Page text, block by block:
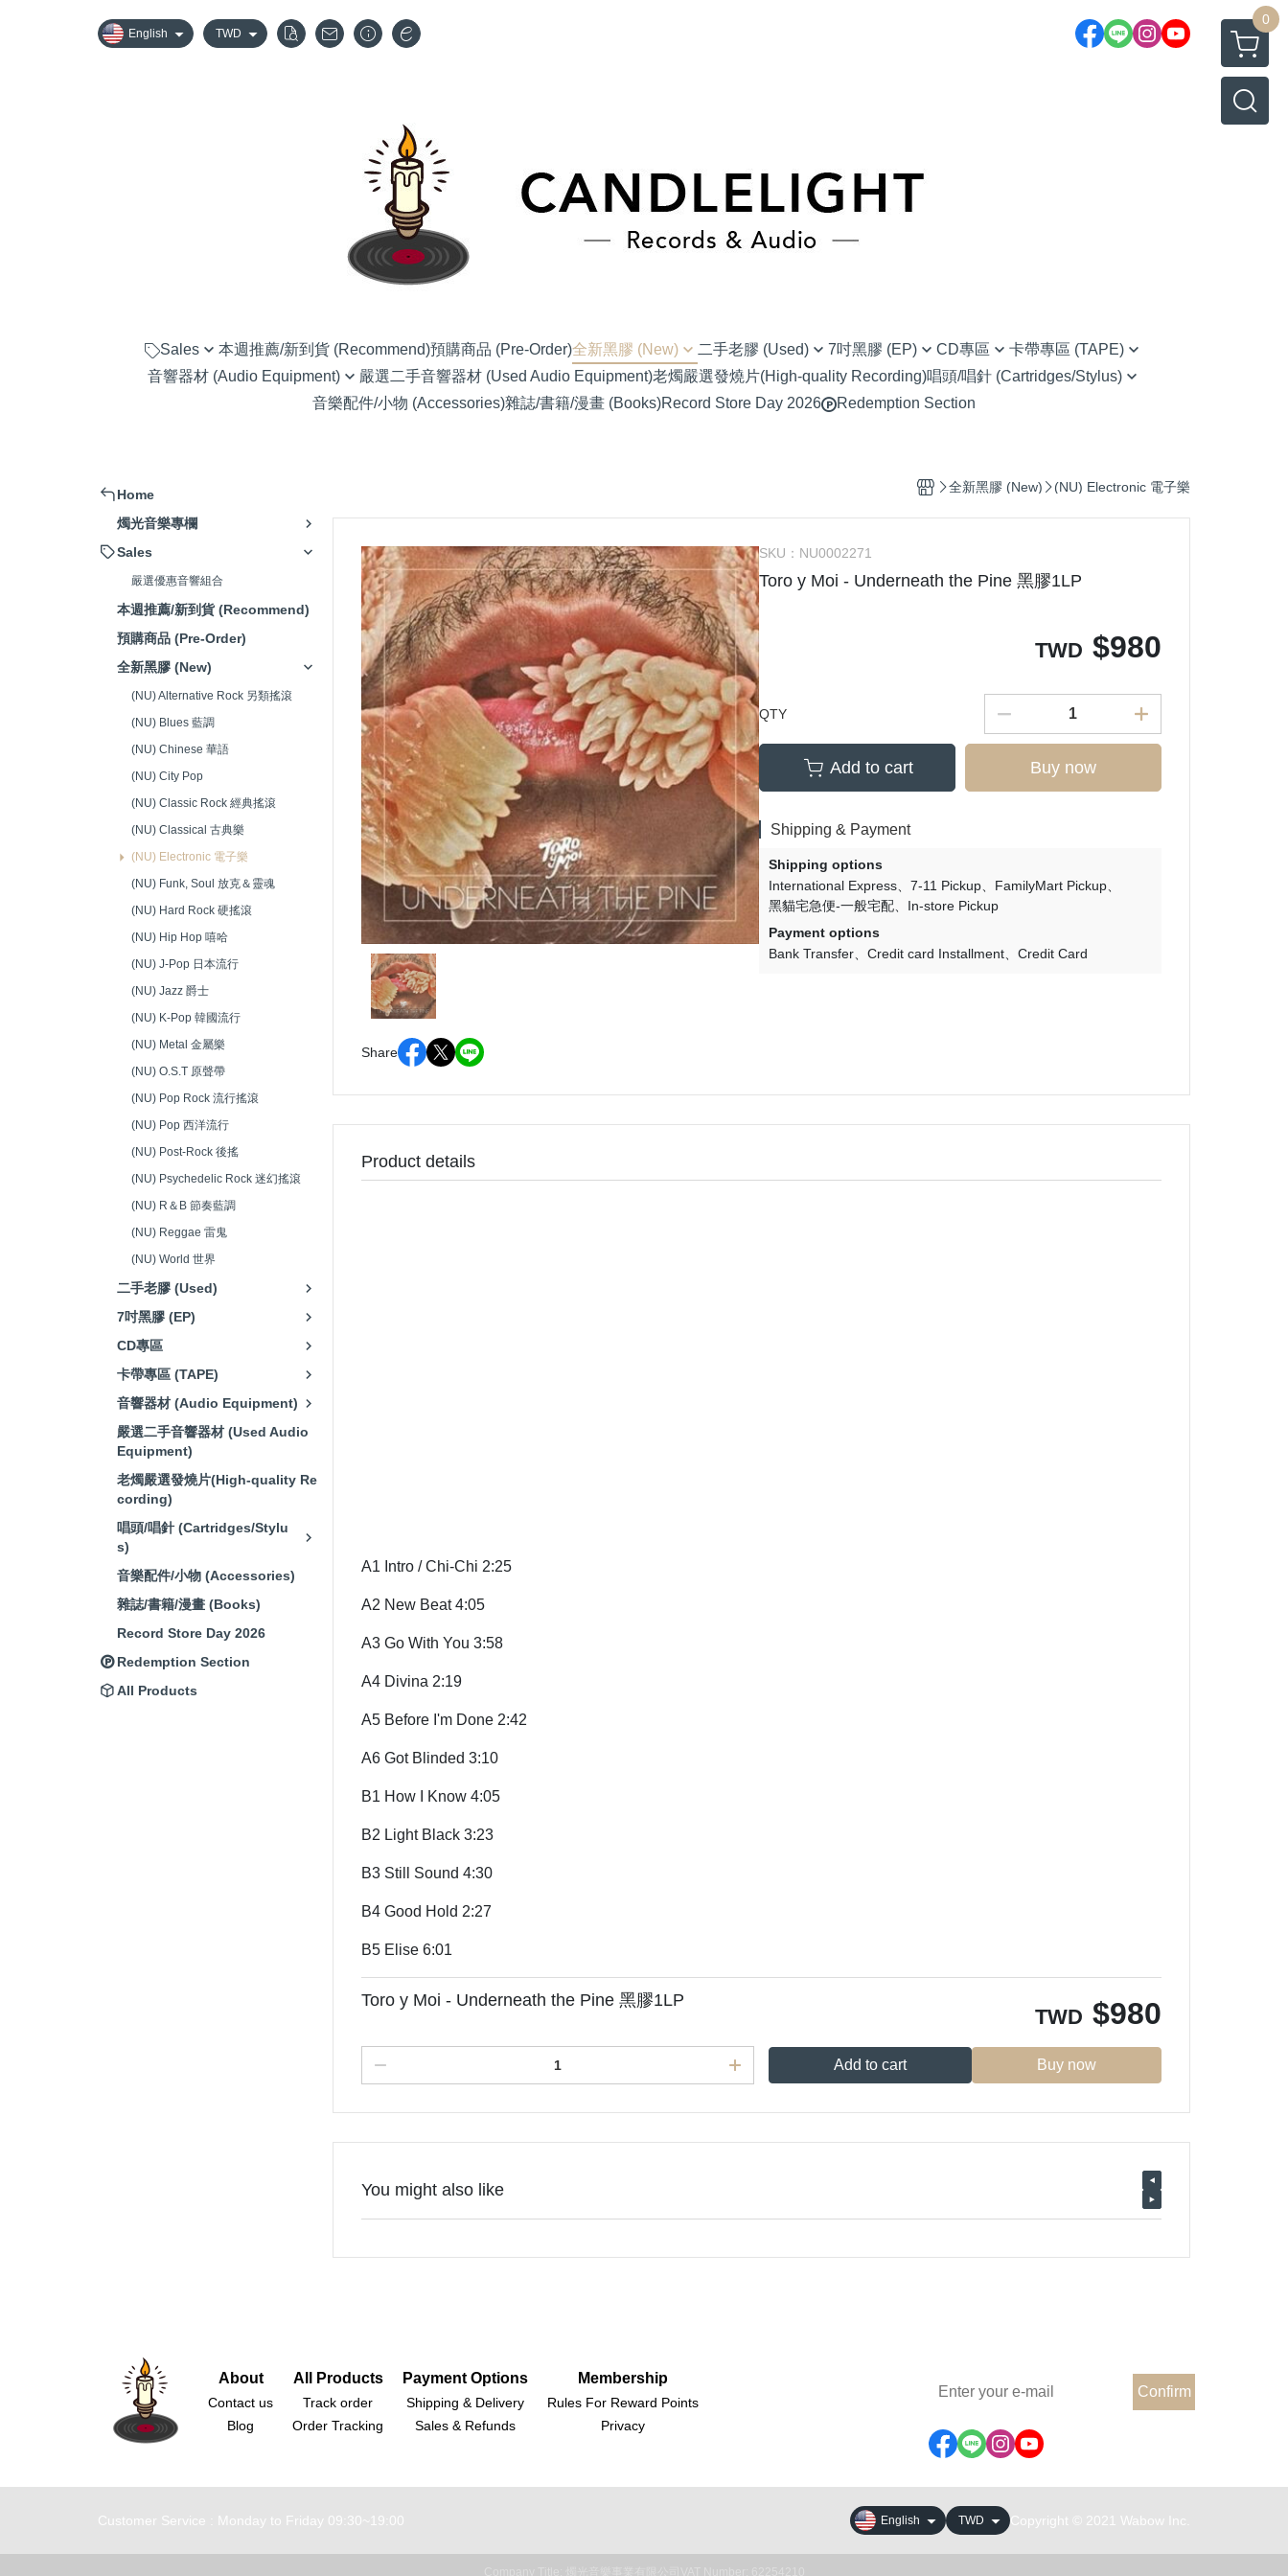
English TWD
0
Sales 本週推薦/新到貨 (Recommend)預購商品 (Pre-Order)全新黑膠 (New)
(NU) Classic Rock 經典搖滾
(NU) Classical 古典樂
(NU) Electronic 電子樂
(NU) Funk, Soul 放克＆靈魂
(NU) Hard Rock 硬搖滾
(NU) Hip Hop 嘻哈
(NU) J-Pop 日本流行
(NU) Jazz 爵士
(NU) K-Pop 韓國流行
(NU) Metal 金屬樂
(NU) O.S.T 原聲帶
(NU) Pop Rock 流行搖滾
(NU) Pop 西洋流行
(NU) Post-Rock 後搖
二手老膠 (Used)
(SC) Blues 藍調
(SC) City Pop
(SC) Classic Rock 經典搖滾
(SC) Classical 古典樂
(SC) Country 鄉村
(SC) Electronic 電子樂
(SC) Funk, Soul 放克＆靈魂
(SC) Fusion 融合
(SC) Hard Rock 硬搖滾
(SC) Hip Hop 嘻哈
(SC) Jazz 爵士
(SC) Metal 金屬樂
(SC) O.S.T 原聲帶
(SC) Pop Rock 流行搖滾
(SC) Prog Rock 前衛搖滾
7吋黑膠 (EP)
(EP) Electronic 電子樂
(EP) Funk, Soul 放克＆靈魂
(EP) Hip-Hop 嘻哈
(EP) 70s-80s J-Pop
(EP) Pop 西洋流行
CD專區
(CD) Electronic 電子樂
(CD) Funk, Soul 放克＆靈魂
(CD) J-Pop 日本流行
(CD) Jazz 爵士
卡帶專區 (TAPE)
音響器材 (Audio Equipment)
主動式喇叭/藍芽喇叭 (Active
嚴選音響組合 (Hi-Fi system)
唱頭放大器 (Phono Amp)
CD播放器(CD Player)
耳機 (Headphone)
發燒線材 (High-Fidelity Cable)
電源處理器/插座(Power Supply)
清潔/調整工具(Adjustment
音響接頭/零件 (Audio
Connectors)
嚴選二手音響器材 (Used Audio Equipment)老燭嚴選發燒片(High-quality Recording)唱頭/唱針 (Cartridges/Stylus)
鐵三角 audio - technica
音樂配件/小物 (Accessories)雜誌/書籍/漫畫 (Books)Record Store Day 2026 Redemption Section
Home
燭光音樂專欄
Sales
嚴選優惠音響組合
本週推薦/新到貨 (Recommend)
預購商品 (Pre-Order)
全新黑膠 (New)
(NU) Alternative Rock 另類搖滾
(NU) Blues 藍調
(NU) Chinese 華語
(NU) City Pop
(NU) Classic Rock 經典搖滾
(NU) Classical 古典樂
(NU) Electronic 電子樂
(NU) Funk, Soul 放克＆靈魂
(NU) Hard Rock 硬搖滾
(NU) Hip Hop 嘻哈
(NU) J-Pop 日本流行
(NU) Jazz 爵士
(NU) K-Pop 韓國流行
(NU) Metal 金屬樂
(NU) O.S.T 原聲帶
(NU) Pop Rock 流行搖滾
(NU) Pop 西洋流行
(NU) Post-Rock 後搖
(NU) Psychedelic Rock 迷幻搖滾
(NU) R＆B 節奏藍調
(NU) Reggae 雷鬼
(NU) World 世界
二手老膠 (Used)
7吋黑膠 (EP)
CD專區
卡帶專區 (TAPE)
音響器材 (Audio Equipment)
嚴選二手音響器材 (Used Audio
Equipment)
老燭嚴選發燒片(High-quality Re
cording)
唱頭/唱針 (Cartridges/Stylu
s)
音樂配件/小物 (Accessories)
雜誌/書籍/漫畫 (Books)
Record Store Day 2026
Redemption Section
All Products
全新黑膠 (New) (NU) Electronic 電子樂
Share
SKU： NU0002271
Toro y Moi - Underneath the Pine 黑膠1LP
TWD $980
QTY
Add to cart Buy now
Shipping & Payment
Shipping options
International Express
7-11 Pickup
FamilyMart Pickup
黑貓宅急便-一般宅配
In-store Pickup
Payment options
Bank Transfer
Credit card Installment Credit Card
Product details
A1 Intro / Chi-Chi 2:25
A2 New Beat 4:05
A3 Go With You 3:58
A4 Divina 2:19
A5 Before I'm Done 2:42
A6 Got Blinded 3:10
B1 How I Know 4:05
B2 Light Black 3:23
B3 Still Sound 4:30
B4 Good Hold 2:27
B5 Elise 6:01
Toro y Moi - Underneath the Pine 黑膠1LP
TWD $980
Add to cart Buy now
You might also like
About
Contact us
Blog
All Products
Track order
Order Tracking
Payment Options
Shipping & Delivery
Sales & Refunds
Membership
Rules For Reward Points
Privacy
Confirm
Customer Service : Monday to Friday 09:30~19:00 English TWD Copyright © 2021 Wabow Inc.